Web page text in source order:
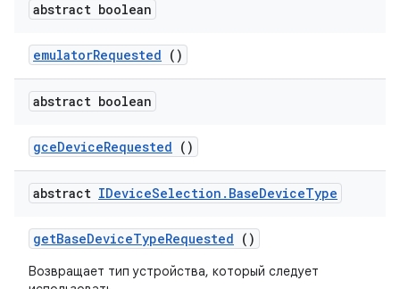
abstract boolean
emulatorRequested ()
abstract boolean
gceDeviceRequested ()
abstract IDeviceSelection . BaseDeviceType
getBaseDeviceTypeRequested ()
Возвращает тип устройства, который следует